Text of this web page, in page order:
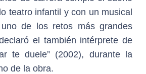
teatro infantil y con un musical
de los retos más grandes
el también intérprete de
te duele” (2002), durante la
de la obra.